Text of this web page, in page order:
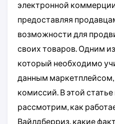
электронной
предоставляя
возможности для
своих товаров. Одним
который необходимо
данным маркетплейсом,
комиссий. В этой
рассмотрим, как
Вайлдберриз, какие